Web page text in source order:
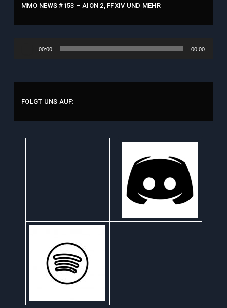
MMO NEWS #153 – AION 2, FFXIV UND MEHR
00:00 00:00
FOLGT UNS AUF: